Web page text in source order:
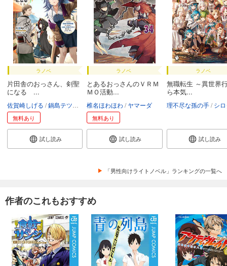
ラノベ
片田舎のおっさん、剣聖
になる ...
佐賀崎しげる 鍋島テツヒロ
無料あり
試し読み
ラノベ
とあるおっさんのＶＲＭ
ＭＯ活動...
椎名ほわほわ ヤマーダ
無料あり
試し読み
ラノベ
無職転生 ～異世界
ら本気...
理不尽な孫の手 シ
試し読み
「男性向けライトノベル」ランキングの一覧へ
作者のこれもおすすめ